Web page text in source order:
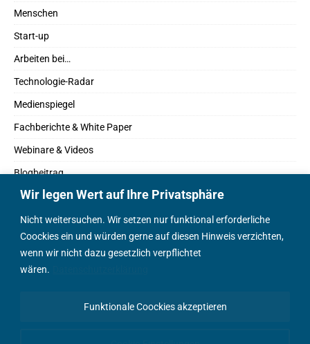
Wir legen Wert auf Ihre Privatsphäre
Nicht weitersuchen. Wir setzen nur funktional erforderliche
Coockies ein und würden gerne auf diesen Hinweis verzichten,
wenn wir nicht dazu gesetzlich verpflichtet
wären.
Funktionale Coockies akzeptieren
Menschen
Start-up
Arbeiten bei…
Technologie-Radar
Medienspiegel
Fachberichte & White Paper
Webinare & Videos
Blogbeitrag
Fachbücher
Marktreport
Podcasts
Positionspapier
English Content